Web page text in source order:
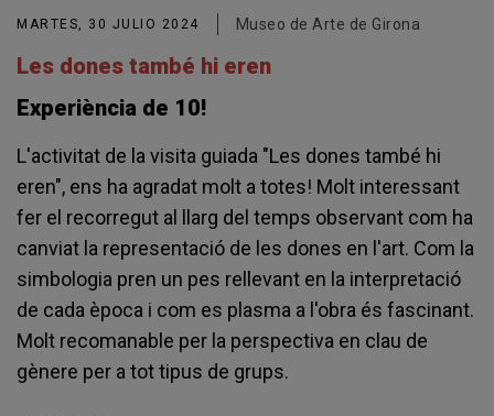
MARTES, 30 JULIO 2024 Museo de Arte de Girona
Les dones també hi eren
Experiència de 10!
L'activitat de la visita guiada "Les dones també hi
eren", ens ha agradat molt a totes! Molt interessant
fer el recorregut al llarg del temps observant com ha
canviat la representació de les dones en l'art. Com la
simbologia pren un pes rellevant en la interpretació
de cada època i com es plasma a l'obra és fascinant.
Molt recomanable per la perspectiva en clau de
gènere per a tot tipus de grups.